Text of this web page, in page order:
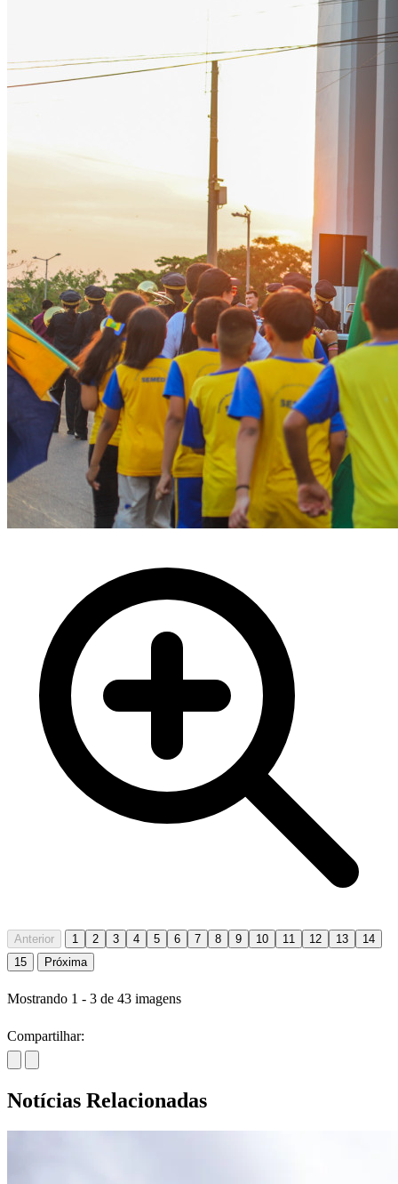
Anterior 1 2 3 4 5 6 7 8 9 10 11 12 13
14
15
Próxima
Mostrando 1 - 3 de 43 imagens
Compartilhar:
Notícias Relacionadas